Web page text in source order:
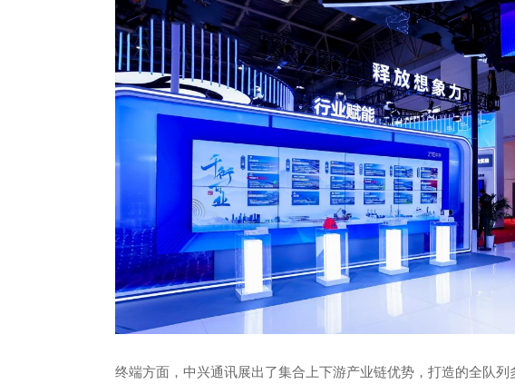
终端方面，中兴通讯展出了集合上下游产业链优势，打造的全队